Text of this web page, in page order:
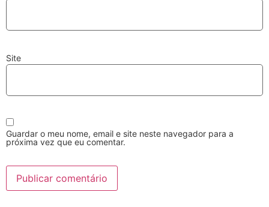
Site
Guardar o meu nome, email e site neste navegador para a
próxima vez que eu comentar.
Discos e Pastilhas
Amortecedores
Lavagem Manual